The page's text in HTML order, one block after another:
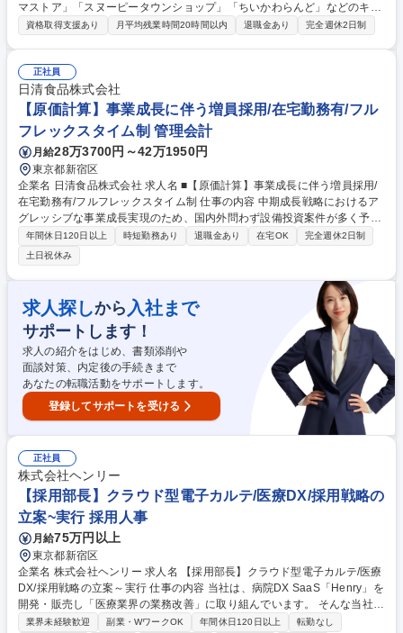
マストア」「スヌーピータウンショップ」「ちいかわらんど」などのキャ
ラクターを中心とした専門店と、ユニークな商品を発掘して提案する「キ
社の問屋との直接取引による多種多様な商品管理 ■お客様のニーズを汲み
取った能動的な商品提案 ■全国転勤を前提とした、将来の店舗マネジメン
ト業務 ※単なる販売に留まらない、マルチタスクな運営能力が求められま
門店運営/月給30万～
資格取得支援あり 月平均残業時間20時間以内 退職金あり 完全週休2日制
正社員
日清食品株式会社
【原価計算】事業成長に伴う増員採用/在宅勤務有/フル
フレックスタイム制 管理会計
月給28万3700円～42万1950円
東京都新宿区
企業名 日清食品株式会社 求人名 ■【原価計算】事業成長に伴う増員採用/
在宅勤務有/フルフレックスタイム制 仕事の内容 中期成長戦略におけるア
グレッシブな事業成長実現のため、国内外問わず設備投資案件が多く予定
されており、原価計算のポジションにおいて事業の中核を担う人材の採用
を検討しております。 【製造原価管理業務実務（実務を担当している国内
事業会社】 ■新製品の製造原価試算の実施 ■月次実績の集計と妥当性検証
■事業計画の集計と妥当性検証 ■各種プロジェクト推進に際しての製造原
価試算 【製造原価管理業務サポート】 上記1．以外の事業会社に対する製
造原価管理業務のサポート 募集職種 ■【原価計算】事業成長に伴う増員採
用/在宅勤務有/フルフレックスタイム制
年間休日120日以上 時短勤務あり 退職金あり 在宅OK
完全週休2日制
土日祝休み
求人探しから 入社まで
サポートします！
求人の紹介をはじめ、書類添削や
面談対策、内定後の手続きまで
あなたの転職活動をサポートします。
登録してサポートを受ける
正社員
株式会社ヘンリー
【採用部長】クラウド型電子カルテ/医療DX/採用戦略の
立案~実行 採用人事
月給75万円以上
東京都新宿区
企業名 株式会社ヘンリー 求人名 【採用部長】クラウド型電子カルテ/医療
DX/採用戦略の立案～実行 仕事の内容 当社は、病院DX SaaS「Henry」を
開発・販売し「医療業界の業務改善」に取り組んでいます。 そんな当社に
て《採用部長》を募集します！ 事業計画に基づく採用戦略の立案・実行か
業界未経験歓迎 副業・WワークOK 年間休日120日以上
転勤なし